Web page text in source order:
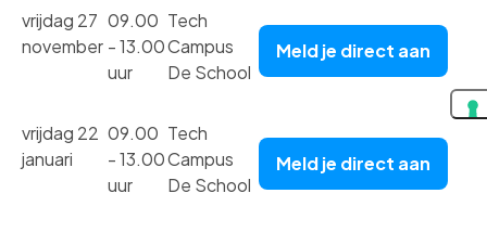
vrijdag 27
november
09.00
- 13.00
uur
Tech
Campus
De School
Meld je direct aan
vrijdag 22
januari
09.00
- 13.00
uur
Tech
Campus
De School
Meld je direct aan